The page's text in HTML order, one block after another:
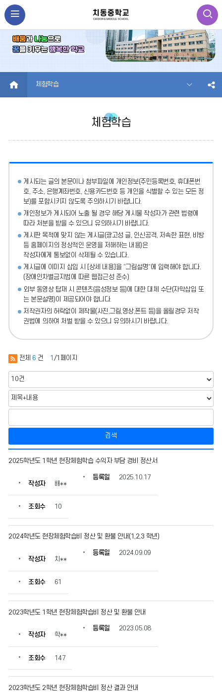
HOME 체험학습
체험학습
게시되는 글의 본문이나 첨부파일에
개인정보(주민등록번호, 휴대폰번
호, 주소, 은행계좌번호, 신용카드번호 등 개인을 식별할 수 있는 모든 정
보)를 포함시키지 않도록 주의하시기 바랍니다.
개인정보가 게시되어 노출 될 경우 해당 게시물 작성자가 관련 법령에
따라 처분을 받을 수 있으니 유의하시기 바랍니다.
게시판 목적에 맞지 않는 게시글(광고성 글, 인신공격, 저속한 표현, 비방
등 홈페이지의 정상적인 운영을 저해하는 내용)은
작성자에게 통보없이 삭제될 수 있습니다.
게시글에 이미지 삽입 시 [상세 내용]을 “그림설명”에 입력해야 합니다.
(장애인차별금지법에 따른 웹접근성 준수)
외부 동영상 탑재 시 콘텐츠(음성정보 등)에 대한 대체 수단(자막삽입 또
는 본문설명)이 제공되어야 합니다.
저작권자의 허락없이 제작물(사진,그림,영상,폰트 등)을 올릴경우 저작
권법에 의하여 처벌 받을 수 있으니 유의하시기 바랍니다.
전체 6 건 1 /1페이지
검색
험
의
물
번
자,
록
2025학년도 1학년 현장체험학습 수익자 부담 경비 정산서
작성자 배**
등록일 2025.10.17
조회수 10
2024학년도 현장체험학습비 정산 및 환불 안내(1,2,3 학년)
작성자 치**
등록일 2024.09.09
조회수 61
2023학년도 1학년 현장체험학습비 정산 및 환불 안내
작성자 학**
등록일 2023.05.08
조회수 147
2023학년도 2학년 현장체험학습비 정산 결과 안내